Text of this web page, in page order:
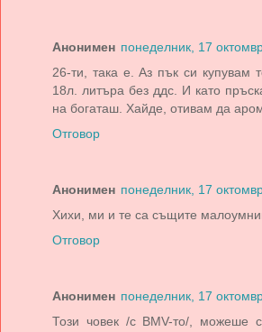
Анонимен понеделник, 17
26-ти, така е. Аз пък си купувам
18л. литъра без ддс. И като
на богаташ. Хайде, отивам да
Отговор
Анонимен понеделник, 17
Хихи, ми и те са същите
Отговор
Анонимен понеделник, 17
Този човек /с BMV-то/, можеше